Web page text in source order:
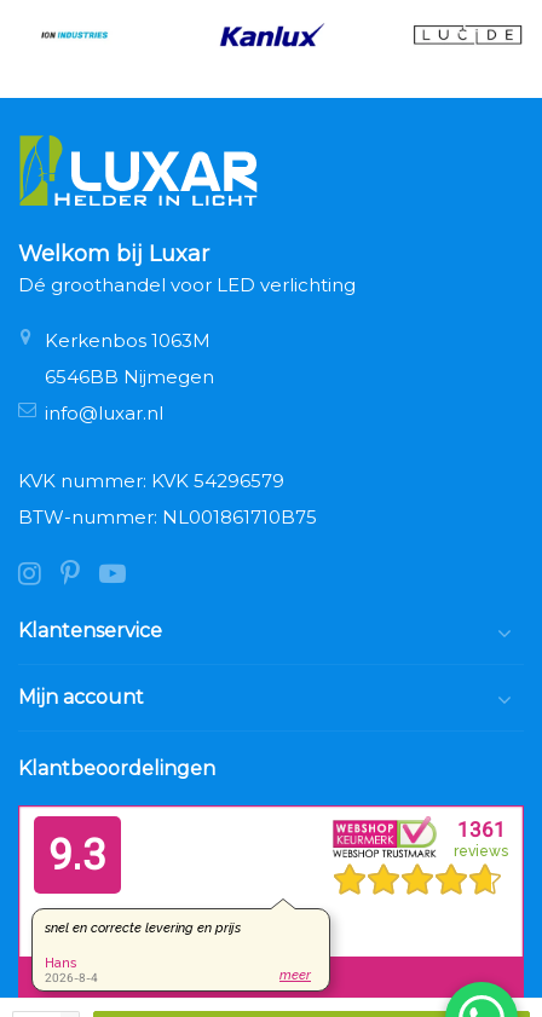
Welkom bij Luxar
Dé groothandel voor LED verlichting
Kerkenbos 1063M
6546BB Nijmegen
info@luxar.nl
KVK nummer: KVK 54296579
BTW-nummer: NL001861710B75
Klantenservice
Mijn account
Klantbeoordelingen